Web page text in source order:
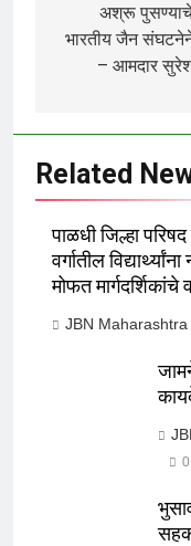
अश्रू
भारतीय जैन
– आमदार
Related
पाळधी जिल्हा
वर्गातील
मोफत मार्गदर्शिकांचे
JBN Maharashtra
0